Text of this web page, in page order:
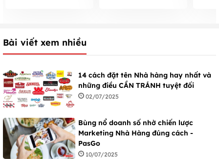
Bài viết xem nhiều
14 cách đặt tên Nhà hàng hay nhất và
những điều CẦN TRÁNH tuyệt đối
02/07/2025
Bùng nổ doanh số nhờ chiến lược
Marketing Nhà Hàng đúng cách -
PasGo
10/07/2025